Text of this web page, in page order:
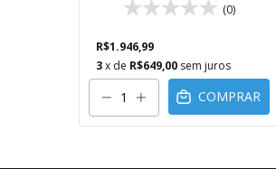
(0)
R$1.946,99
3x de R$649,00 sem juros
COMPRAR